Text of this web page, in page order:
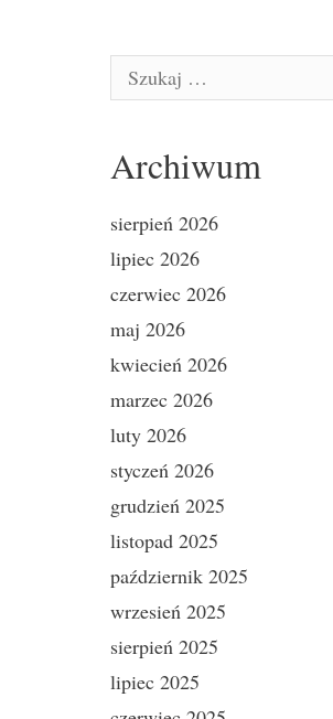
Szukaj:
Archiwum
sierpień 2026
lipiec 2026
czerwiec 2026
maj 2026
kwiecień 2026
marzec 2026
luty 2026
styczeń 2026
grudzień 2025
listopad 2025
październik 2025
wrzesień 2025
sierpień 2025
lipiec 2025